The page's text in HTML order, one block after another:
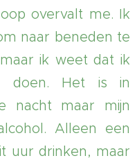
overvalt me. Ik
naar beneden te
ik weet dat ik
doen. Het is in
nacht maar mijn
Alleen een
uur drinken, maar